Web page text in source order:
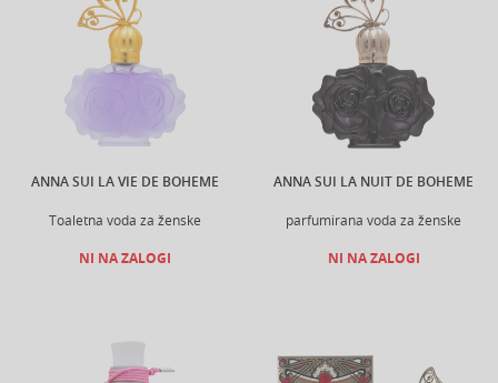
ANNA SUI LA VIE DE BOHEME
Toaletna voda za ženske
NI NA ZALOGI
ANNA SUI LA NUIT DE BOHEME
parfumirana voda za ženske
NI NA ZALOGI